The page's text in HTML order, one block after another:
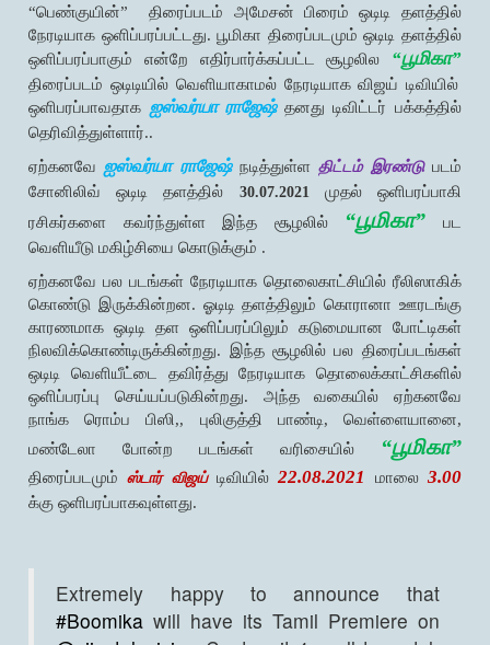
“பெண்குயின்”
திரைப்படம் அமேசன் பிரைம் ஒடிடி தளத்தில்
நேரடியாக ஒளிப்பரப்பட்டது. பூமிகா திரைப்படமும் ஒடிடி தளத்தில்
ஒளிப்பரப்பாகும் என்றே எதிர்பார்க்கப்பட்ட சூழலில “பூமிகா”
திரைப்படம் ஒடிடியில் வெளியாகாமல் நேரடியாக விஜய் டிவியில்
ஒளிபரப்பாவதாக ஐஸ்வர்யா ராஜேஷ்தனது டிவிட்டர் பக்கத்தில்
தெரிவித்துள்ளார்..
ஏற்கனவேஐஸ்வர்யா ராஜேஷ்நடித்துள்ளதிட்டம் இரண்டுபடம்
சோனிலிவ் ஒடிடி தளத்தில் 30.07.2021முதல் ஒளிபரப்பாகி
ரசிகர்களை கவர்ந்துள்ள இந்த சூழலில்
“பூமிகா” பட
வெளியீடு மகிழ்சியை கொடுக்கும் .
ஏற்கனவே பல படங்கள் நேரடியாக தொலைகாட்சியில் ரீலிஸாகிக்
கொண்டு இருக்கின்றன. ஓடிடி தளத்திலும் கொரானா ஊரடங்கு
காரணமாக ஒடிடி தள ஒளிப்பரப்பிலும் கடுமையான போட்டிகள்
நிலவிக்கொண்டிருக்கின்றது. இந்த சூழலில் பல திரைப்படங்கள்
ஒடிடி வெளியீட்டை தவிர்த்து நேரடியாக தொலைக்காட்சிகளில்
ஒளிப்பரப்பு செய்யப்படுகின்றது. அந்த வகையில் ஏற்கனவே
நாங்க ரொம்ப பிஸி,, புலிகுத்தி பாண்டி, வெள்ளையானை,
மண்டேலா போன்ற படங்கள் வரிசையில்
“பூமிகா”
திரைப்படமும்ஸ்டார் விஜய்டிவியில்22.08.2021 மாலை 3.00
க்கு ஒளிபரப்பாகவுள்ளது.
Extremely happy to announce that
#Boomika will have its Tamil Premiere on